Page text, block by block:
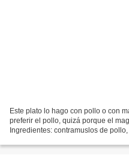
Este plato lo hago con pollo o con
preferir el pollo, quizá porque el
Ingredientes: contramuslos de